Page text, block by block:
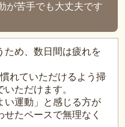
が苦手でも大丈夫です
ため、数日間は疲れを
れていただけるよう掃
ただけます。
い運動」と感じる方が
たペースで無理なく